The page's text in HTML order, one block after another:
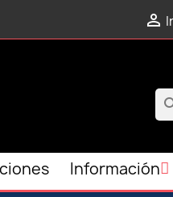

Información